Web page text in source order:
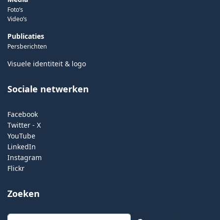
Foto’s
Video’s
Publicaties
Persberichten
Visuele identiteit & logo
Sociale netwerken
Facebook
Twitter - X
YouTube
LinkedIn
Instagram
Flickr
Zoeken